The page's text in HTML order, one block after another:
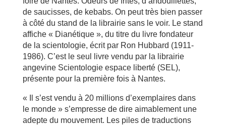
de saucisses, de kebabs. On peut très bien passer
à côté du stand de la librairie sans le voir. Le stand
affiche « Dianétique », du titre du livre fondateur
de la scientologie, écrit par Ron Hubbard (1911-
1986). C’est le seul livre vendu par la librairie
angevine Scientologie espace liberté (SEL),
présente pour la première fois à Nantes.
« Il s’est vendu à 20 millions d’exemplaires dans
le monde » s’empresse de dire aimablement une
adepte du mouvement. Les piles de traductions